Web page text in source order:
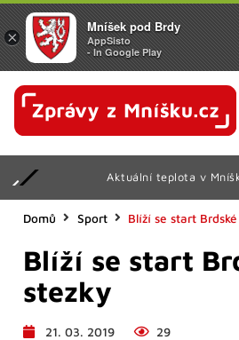
Aktuální teplota v
Domů Sport Blíží se start
Blíží se start
stezky
21. 03. 2019 29
×
Mníšek pod Brdy
AppSisto
- In Google Play